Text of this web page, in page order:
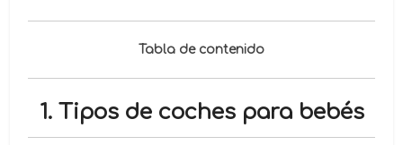
Tabla de contenido
1. Tipos de coches para bebés